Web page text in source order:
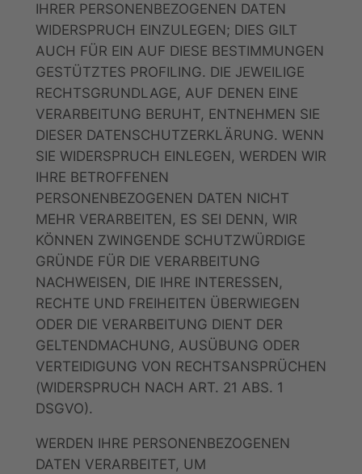
IHRER PERSONENBEZOGENEN DATEN
WIDERSPRUCH EINZULEGEN; DIES GILT
AUCH FÜR EIN AUF DIESE BESTIMMUNGEN
GESTÜTZTES PROFILING. DIE JEWEILIGE
RECHTSGRUNDLAGE, AUF DENEN EINE
VERARBEITUNG BERUHT, ENTNEHMEN SIE
DIESER DATENSCHUTZERKLÄRUNG. WENN
SIE WIDERSPRUCH EINLEGEN, WERDEN WIR
IHRE BETROFFENEN
PERSONENBEZOGENEN DATEN NICHT
MEHR VERARBEITEN, ES SEI DENN, WIR
KÖNNEN ZWINGENDE SCHUTZWÜRDIGE
GRÜNDE FÜR DIE VERARBEITUNG
NACHWEISEN, DIE IHRE INTERESSEN,
RECHTE UND FREIHEITEN ÜBERWIEGEN
ODER DIE VERARBEITUNG DIENT DER
GELTENDMACHUNG, AUSÜBUNG ODER
VERTEIDIGUNG VON RECHTSANSPRÜCHEN
(WIDERSPRUCH NACH ART. 21 ABS. 1
DSGVO).
WERDEN IHRE PERSONENBEZOGENEN
DATEN VERARBEITET, UM